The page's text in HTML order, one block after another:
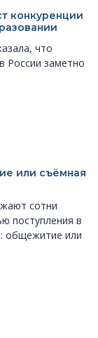
конкуренции
что
России заметно
или съёмная
сотни
поступления в
общежитие или